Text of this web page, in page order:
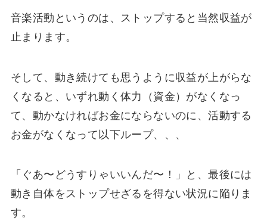
音楽活動というのは、ストップすると当然収益が
止まります。
そして、動き続けても思うように収益が上がらな
くなると、いずれ動く体力（資金）がなくなっ
て、動かなければお金にならないのに、活動する
お金がなくなって以下ループ、、、
「ぐあ〜どうすりゃいいんだ〜！」と、最後には
動き自体をストップせざるを得ない状況に陥りま
す。